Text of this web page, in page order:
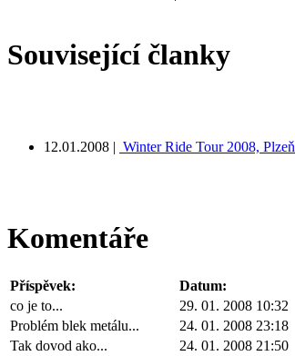
Související članky
12.01.2008 | Winter Ride Tour 2008, Plzeň
Komentáře
Příspěvek: Datum:
co je to...
29. 01. 2008 10:32
Problém blek metálu...
24. 01. 2008 23:18
Tak dovod ako...
24. 01. 2008 21:50